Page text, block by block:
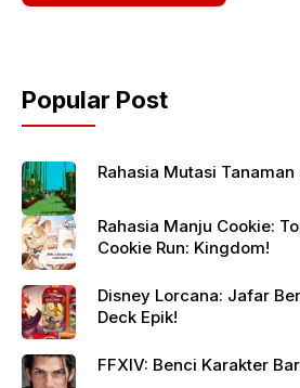
Popular Post
Rahasia Mutasi
Rahasia Manju Cookie: Topping & Biskuit OP di
Cookie Run: Kingdom!
Disney Lorcana: Jafar
Deck Epik!
FFXIV: Benci